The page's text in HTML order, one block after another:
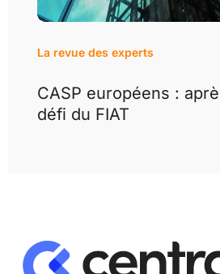
CASP européens :
défi du FIAT
La revue des experts